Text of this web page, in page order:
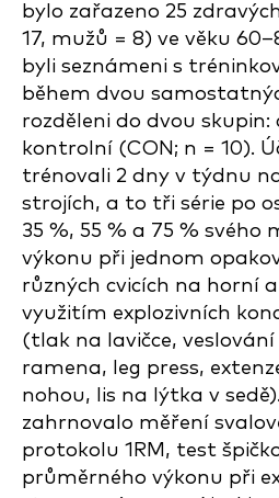
bylo zařazeno 25
17, mužů = 8) ve věku
byli seznámeni s
během dvou
rozděleni do dvou skupin:
kontrolní (CON; n = 10).
trénovali 2 dny v týdnu
strojích, a to tři série po
35 %, 55 % a 75 % svého
výkonu při jednom
různých cvicích na horní
využitím explozivních
(tlak na lavičce,
ramena, leg press,
nohou, lis na lýtka v
zahrnovalo měření
protokolu 1RM, test
průměrného výkonu při